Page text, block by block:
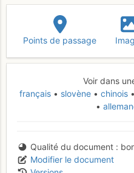
Points de passage
Voir dans
français
slovène chinois
Qualité du document
Modifier le document